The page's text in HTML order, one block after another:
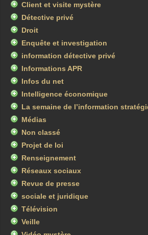
Client et visite mystère
Détective privé
Droit
Enquête et investigation
information détective privé
Informations APR
Infos du net
Intelligence économique
La semaine de l’information
Médias
Non classé
Projet de loi
Renseignement
Réseaux sociaux
Revue de presse
sociale et juridique
Télévision
Veille